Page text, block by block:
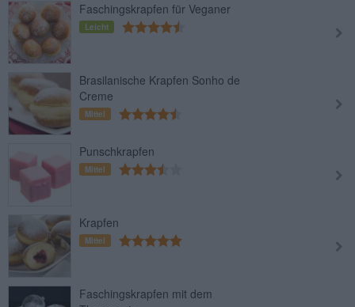
Faschingskrapfen für Veganer
Leicht
Brasilanische Krapfen Sonho de
Creme
Mittel
Punschkrapfen
Mittel
Krapfen
Mittel
Faschingskrapfen mit dem